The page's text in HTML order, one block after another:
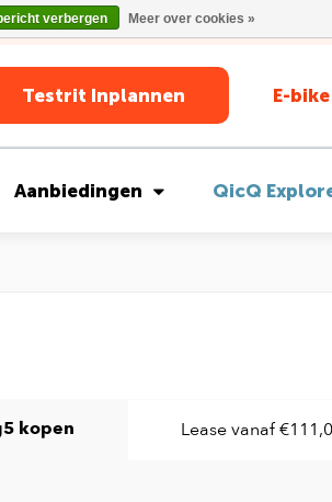
Testrit Inplannen E-
Aanbiedingen QicQ
kopen Lease vanaf
verbergen Meer over cookies »